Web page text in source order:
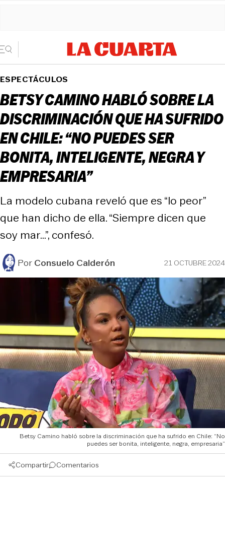
ESPECTÁCULOS
BETSY CAMINO HABLÓ SOBRE LA
DISCRIMINACIÓN QUE HA SUFRIDO
EN CHILE: “NO PUEDES SER
BONITA, INTELIGENTE, NEGRA Y
EMPRESARIA”
La modelo cubana reveló que es “lo peor”
que han dicho de ella. “Siempre dicen que
soy mar…”, confesó.
PorConsuelo Calderón 21 OCTUBRE 2024
Betsy Camino habló sobre la discriminación que ha sufrido en Chile: “No
puedes ser bonita, inteligente, negra, empresaria”
Compartir Comentarios